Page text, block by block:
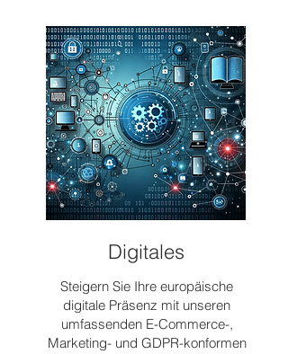
Digitales
Steigern Sie Ihre europäische
digitale Präsenz mit unseren
umfassenden E-Commerce-,
Marketing- und GDPR-konformen